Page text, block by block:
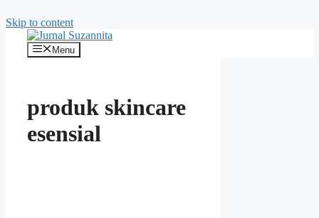
Skip to content
Menu
produk skincare
esensial